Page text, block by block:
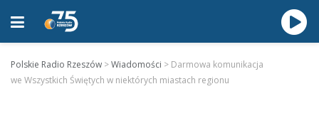
Polskie Radio Rzeszów >Wiadomości > Darmowa komunikacja
we Wszystkich Świętych w niektórych miastach regionu